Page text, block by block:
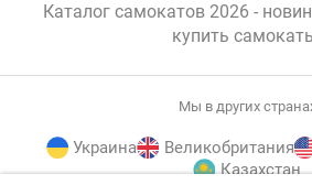
Каталог самокатов 2026 -
купить
Мы в других
Украина Великобритания
Казахстан